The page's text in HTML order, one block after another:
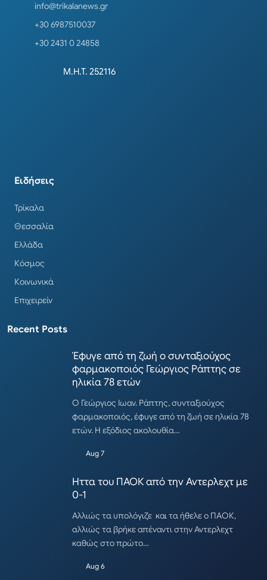
info@trikalanews.gr
+30 6987510037
+30 2431 0 24858
Μ.Η.Τ. 252116
Ειδήσεις
Τρίκαλα
Θεσσαλία
Ελλάδα
Κόσμος
Κοινωνικά
Επιχειρείν
Recent Posts
Έφυγε από τη ζωή ο συνταξιούχος
φαρμακοποιός Γεώργιος Ράπτης σε
ηλικία 78 ετών
Ο Γεώργιος Ιωαν. Ράπτης, συνταξιούχος
φαρμακοποιός, έφυγε από τη ζωή σε ηλικία 78
ετών. Η εξόδιος ακολουθία…
Aug 7
Ηττα του ΠΑΟΚ από την Αντερλεχτ με
0-1
Αλλιώς τα υπολόγιζε και τα ήθελε ο ΠΑΟΚ,
αλλιώς τα βρήκε απέναντι στην Αντερλεχτ
καθώς στο πρώτο…
Aug 6